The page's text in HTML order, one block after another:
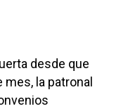
desde que
la patronal